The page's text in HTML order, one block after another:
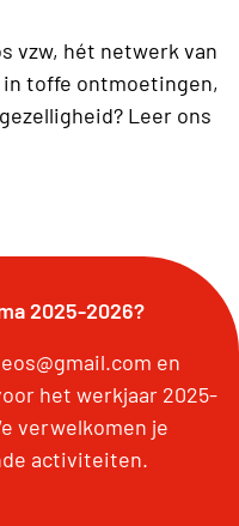
vzw, hét netwerk van
toffe ontmoetingen,
Leer ons
2025-2026?
en
het werkjaar 2025-
verwelkomen je
activiteiten.